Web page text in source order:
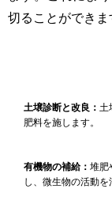
切ることができま
土壌診断と改良： 土
肥料を施します。
有機物の補給： 堆肥
し、微生物の活動を